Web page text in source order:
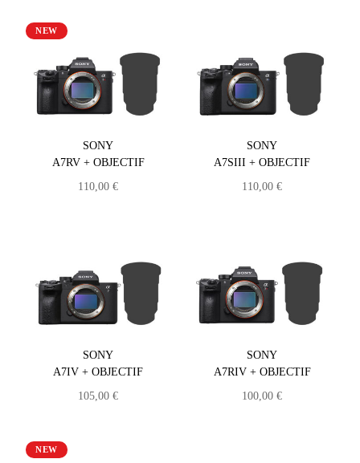
NEW
SONY
A7RV + OBJECTIF
110,00 €
SONY
A7SIII + OBJECTIF
110,00 €
SONY
A7IV + OBJECTIF
105,00 €
SONY
A7RIV + OBJECTIF
100,00 €
NEW